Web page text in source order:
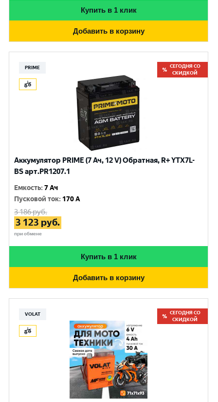
Купить в 1 клик
Добавить в корзину
PRIME
СЕГОДНЯ СО
СКИДКОЙ
Аккумулятор PRIME (7 Ач, 12 V) Обратная, R+ YTX7L-
BS арт.PR1207.1
Емкость:7 Ач
Пусковой ток: 170 A
3 186руб.
3 123 руб.
при обмене
Купить в 1 клик
Добавить в корзину
VOLAT
СЕГОДНЯ СО
СКИДКОЙ